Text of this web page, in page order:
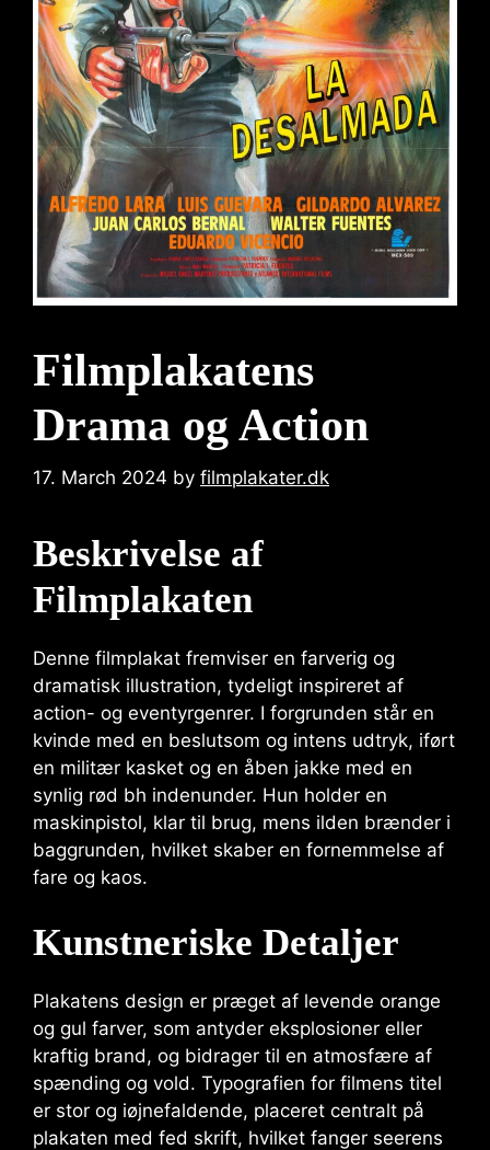
Filmplakatens
Drama og Action
17. March 2024 by filmplakater.dk
Beskrivelse af
Filmplakaten
Denne filmplakat fremviser en farverig og
dramatisk illustration, tydeligt inspireret af
action- og eventyrgenrer. I forgrunden står en
kvinde med en beslutsom og intens udtryk, iført
en militær kasket og en åben jakke med en
synlig rød bh indenunder. Hun holder en
maskinpistol, klar til brug, mens ilden brænder i
baggrunden, hvilket skaber en fornemmelse af
fare og kaos.
Kunstneriske Detaljer
Plakatens design er præget af levende orange
og gul farver, som antyder eksplosioner eller
kraftig brand, og bidrager til en atmosfære af
spænding og vold. Typografien for filmens titel
er stor og iøjnefaldende, placeret centralt på
plakaten med fed skrift, hvilket fanger seerens